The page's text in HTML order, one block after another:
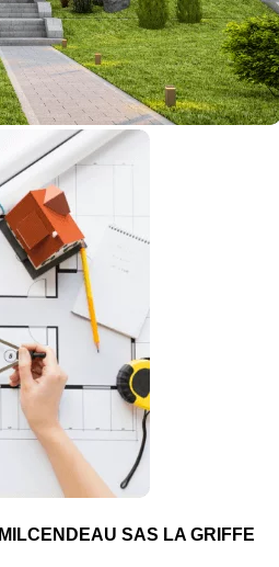
MILCENDEAU SAS LA GRIFFE